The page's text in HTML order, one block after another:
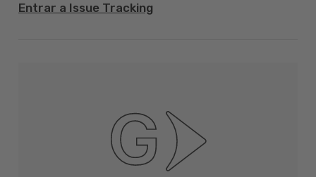
Entrar a Issue Tracking